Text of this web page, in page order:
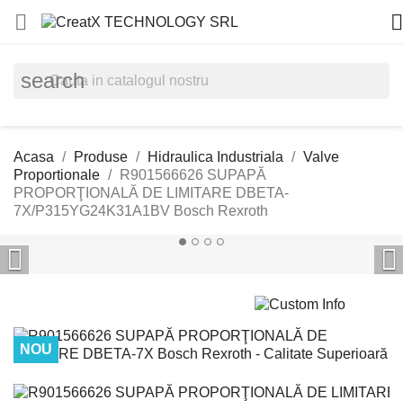
 
search
Acasa Produse Hidraulica Industriala
Valve
Proportionale
R901566626 SUPAPĂ
PROPORŢIONALĂ DE LIMITARE DBETA-
7X/P315YG24K31A1BV Bosch Rexroth
 
NOU